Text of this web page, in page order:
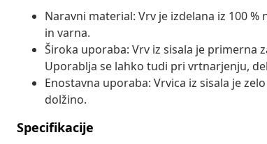
Naravni material: Vrv je izdelana iz 100
in varna.
Široka uporaba: Vrv iz sisala je primerna
Uporablja se lahko tudi pri vrtnarjenju,
Enostavna uporaba: Vrvica iz sisala je
dolžino.
Specifikacije